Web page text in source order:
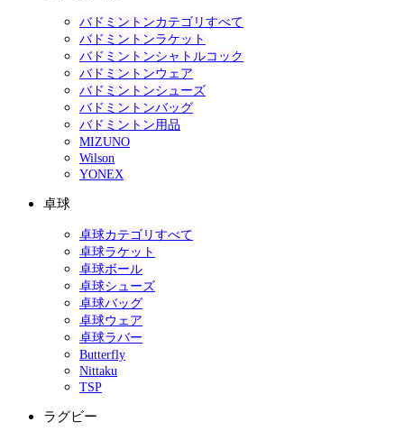
バドミントンカテゴリすべて
バドミントンラケット
バドミントンシャトルコック
バドミントンウェア
バドミントンシューズ
バドミントンバッグ
バドミントン用品
MIZUNO
Wilson
YONEX
卓球
卓球カテゴリすべて
卓球ラケット
卓球ボール
卓球シューズ
卓球バッグ
卓球ウェア
卓球ラバー
Butterfly
Nittaku
TSP
ラグビー